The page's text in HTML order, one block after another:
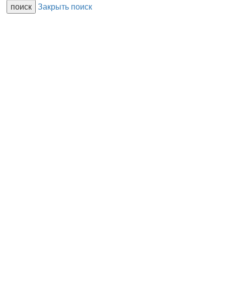
Закрыть поиск